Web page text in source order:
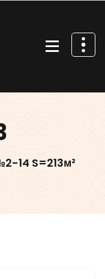
14 S=213м²